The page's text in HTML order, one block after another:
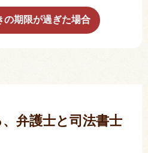
の期限が過ぎた場合
弁護士と司法書士